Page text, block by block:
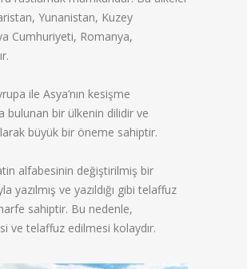
Yunanistan, Kuzey
Cumhuriyeti, Romanya,
ile Asya’nın kesişme
bulunan bir ülkenin dilidir ve
büyük bir öneme sahiptir.
alfabesinin değiştirilmiş bir
yazılmış ve yazıldığı gibi telaffuz
sahiptir. Bu nedenle,
ve telaffuz edilmesi kolaydır.